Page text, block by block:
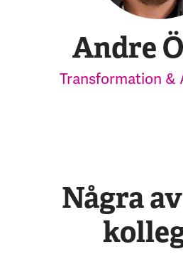
Andre
Transformation &
Några